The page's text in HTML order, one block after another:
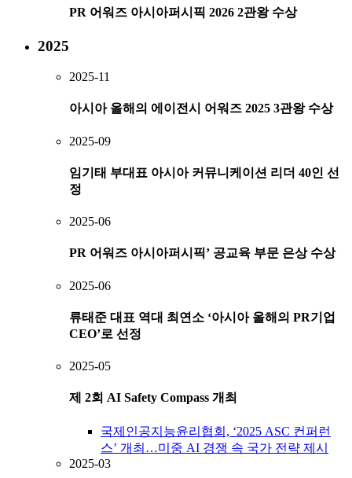
PR 어워즈 아시아퍼시픽 2026 2관왕 수상
2025
2025-11
아시아 올해의 에이전시 어워즈 2025 3관왕 수상
2025-09
임기태 부대표 아시아 커뮤니케이션 리더 40인 선
정
2025-06
PR 어워즈 아시아퍼시픽’ 공교육 부문 은상 수상
2025-06
류태준 대표 역대 최연소 ‘아시아 올해의 PR기업
CEO’로 선정
2025-05
제 2회 AI Safety Compass 개최
국제인공지능윤리협회, ‘2025 ASC 컨퍼런
스’ 개최…미중 AI 경쟁 속 국가 전략 제시
2025-03